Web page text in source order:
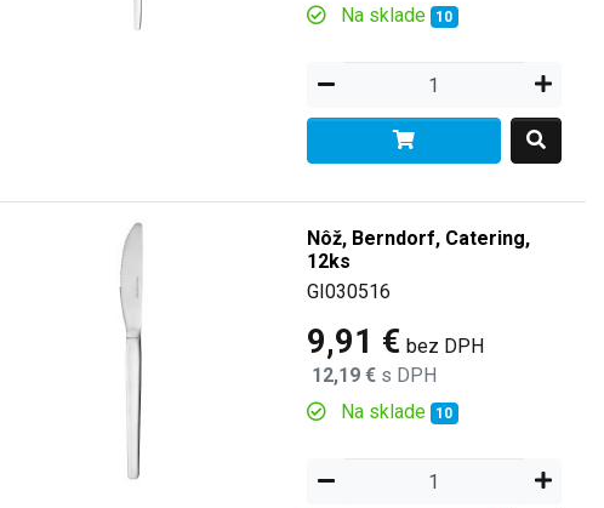
Na sklade
10
Nôž, Berndorf, Catering,
12ks
GI030516
9,91 € bez DPH
12,19 € s DPH
Na sklade
10